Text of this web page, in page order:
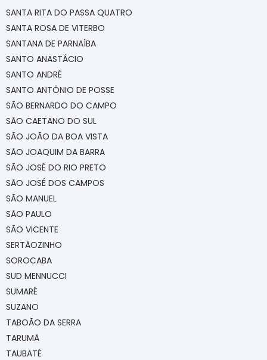
SANTA RITA DO PASSA QUATRO
SANTA ROSA DE VITERBO
SANTANA DE PARNAÍBA
SANTO ANASTÁCIO
SANTO ANDRÉ
SANTO ANTÔNIO DE POSSE
SÃO BERNARDO DO CAMPO
SÃO CAETANO DO SUL
SÃO JOÃO DA BOA VISTA
SÃO JOAQUIM DA BARRA
SÃO JOSÉ DO RIO PRETO
SÃO JOSÉ DOS CAMPOS
SÃO MANUEL
SÃO PAULO
SÃO VICENTE
SERTÃOZINHO
SOROCABA
SUD MENNUCCI
SUMARÉ
SUZANO
TABOÃO DA SERRA
TARUMÃ
TAUBATÉ